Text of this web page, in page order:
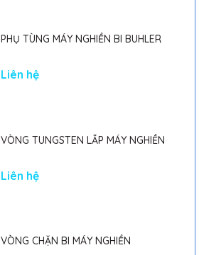
PHỤ TÙNG MÁY NGHIỀN BI BUHLER
Liên hệ
VÒNG TUNGSTEN LẮP MÁY NGHIỀN
Liên hệ
VÒNG CHẶN BI MÁY NGHIỀN